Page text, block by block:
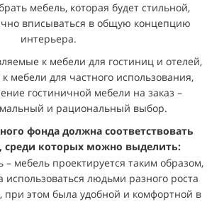
мебель, которая будет стильной,
вписываться в общую концепцию
интерьера.
к мебели для гостиниц и отелей,
мeбeли для частного использования,
гостиничной мебели на заказ –
и рациональный выбор.
фонда должна соответствовать
среди которых можно выделить:
– мебель проектируется таким образом,
использоваться людьми разного роста
при этом была удобной и комфортной в